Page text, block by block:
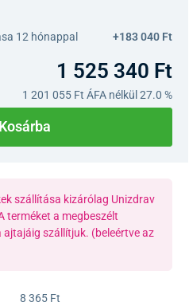
12 hónappal +183 040 Ft
1 525 340 Ft
1 201 055 Ft ÁFA nélkül 27.0 %
Kosárba
szállítása kizárólag Unizdrav
terméket a megbeszélt
szállítjuk. (beleértve az
8 365 Ft